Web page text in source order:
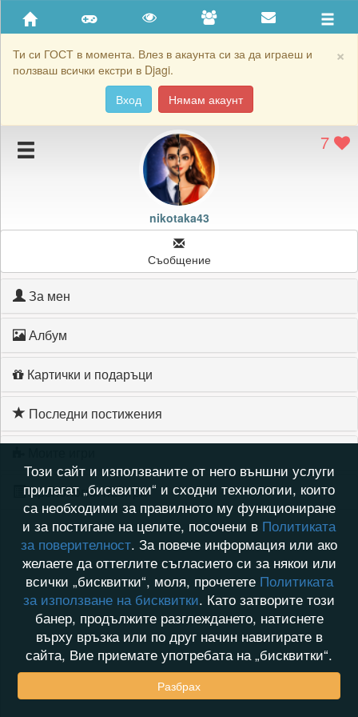
×
Ти си ГОСТ в момента. Влез в акаунта си за да играеш и
ползваш всички екстри в Djagi.
Вход
Нямам акаунт
Приятели
Хронология на игри
Подаръците на nikotaka43
Картичките на nikotaka43
7
nikotaka43
Съобщение
За мен
Албум
Картички и подаръци
Последни постижения
Хронология на игри
Този сайт и използваните от него външни услуги
прилагат „бисквитки“ и сходни технологии, които
са необходими за правилното му функциониране
и за постигане на целите, посочени в Политиката
за поверителност. За повече информация или ако
желаете да оттеглите съгласието си за някои или
всички „бисквитки“, моля, прочетете Политиката
за използване на бисквитки. Като затворите този
банер, продължите разглеждането, натиснете
върху връзка или по друг начин навигирате в
сайта, Вие приемате употребата на „бисквитки“.
Разбрах